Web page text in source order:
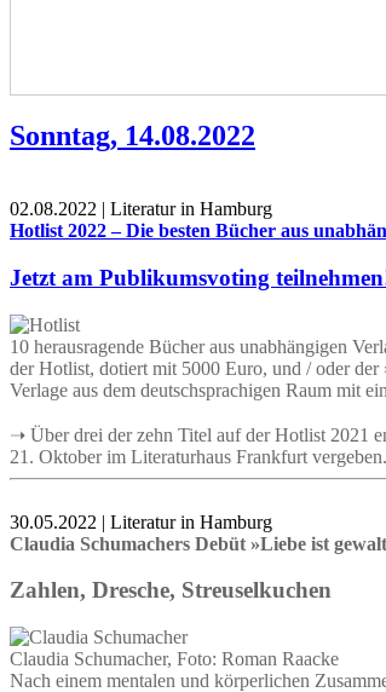
Sonntag, 14.08.2022
02.08.2022 | Literatur in Hamburg
Hotlist 2022 – Die besten Bücher aus
Jetzt am Publikumsvoting
10 herausragende Bücher aus unabhängigen
der Hotlist, dotiert mit 5000 Euro, und / oder der
Verlage aus dem deutschsprachigen Raum mit
➝ Über drei der zehn Titel auf der Hotlist 2021
21. Oktober im Literaturhaus Frankfurt vergeben.
30.05.2022 | Literatur in Hamburg
Claudia Schumachers Debüt »Liebe ist
Zahlen, Dresche, Streuselkuchen
Claudia Schumacher, Foto: Roman Raacke
Nach einem mentalen und körperlichen